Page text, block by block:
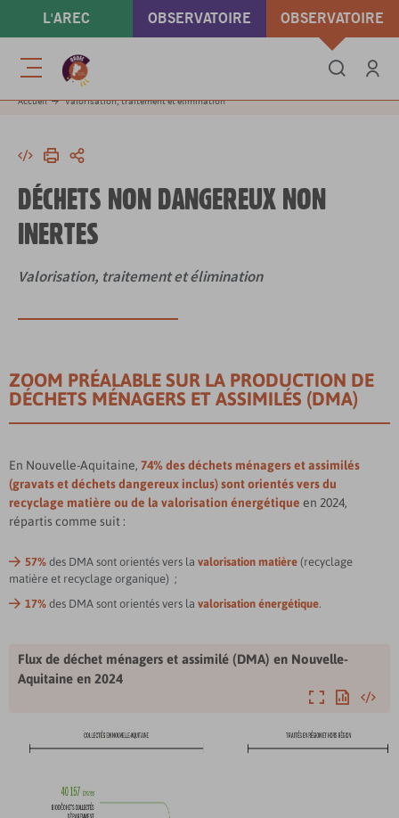
principal
L'AREC OBSERVATOIRE OBSERVATOIRE
DÉCHETS &
Menu
Accueil Valorisation, traitement et élimination
IntégrerImprimerPartager
DÉCHETS NON DANGEREUX NON
INERTES
Valorisation, traitement et élimination
ZOOM PRÉALABLE SUR LA PRODUCTION DE
DÉCHETS MÉNAGERS ET ASSIMILÉS (DMA)
En Nouvelle-Aquitaine, 74% des déchets ménagers et assimilés
(gravats et déchets dangereux inclus) sont orientés vers du
recyclage matière ou de la valorisation énergétique en 2024,
répartis comme suit :
57%des DMA sont orientés vers lavalorisation matière (recyclage
matière et recyclage organique) ;
17% des DMA sont orientés vers lavalorisation énergétique.
Flux de déchet ménagers et assimilé (DMA) en Nouvelle-
Aquitaine en 2024
AgrandirExporter